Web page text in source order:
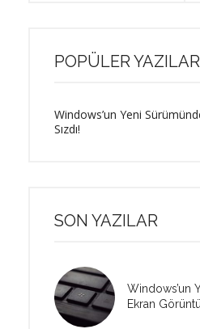
POPÜLER YAZILAR
Windows’un Yeni
Sızdı!
SON YAZILAR
Windows’un
Ekran